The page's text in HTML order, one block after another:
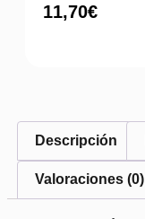
11,70€
Descripción
Valoraciones (0)